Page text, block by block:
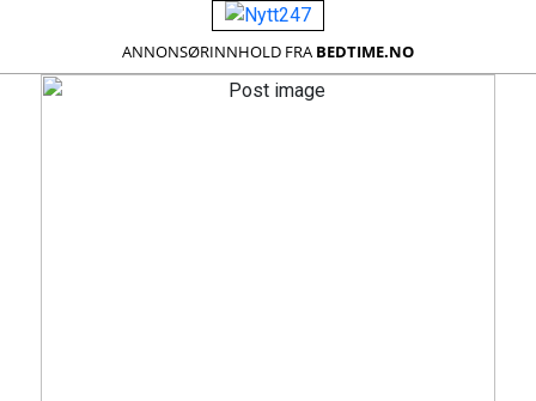
ANNONSØRINNHOLD FRA BEDTIME.NO